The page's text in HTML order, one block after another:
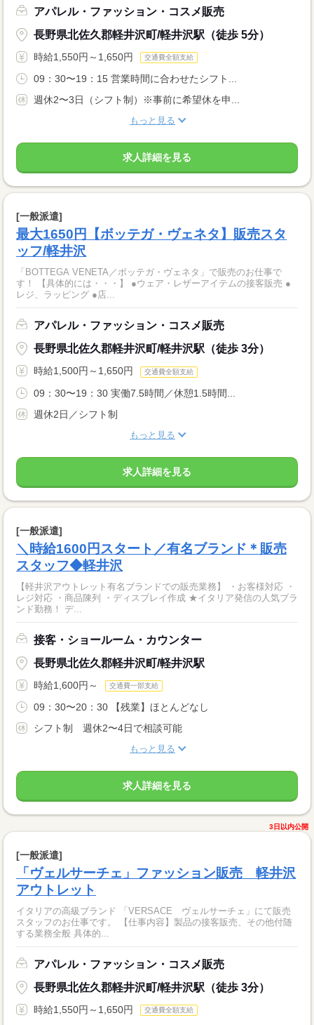
アパレル・ファッション・コスメ販売
長野県北佐久郡軽井沢町/軽井沢駅（徒歩 5分）
時給1,550円～1,650円 交通費全額支給
09：30〜19：15 営業時間に合わせたシフト...
週休2〜3日（シフト制）※事前に希望休を申...
もっと見る
求人詳細を見る
[一般派遣]
最大1650円【ボッテガ・ヴェネタ】販売スタ
ッフ/軽井沢
「BOTTEGA VENETA／ボッテガ・ヴェネタ」で販売のお仕事で
す！ 【具体的には・・・】 ●ウェア・レザーアイテムの接客販売 ●
レジ、ラッピング ●店...
アパレル・ファッション・コスメ販売
長野県北佐久郡軽井沢町/軽井沢駅（徒歩 3分）
時給1,500円～1,650円 交通費全額支給
09：30〜19：30 実働7.5時間／休憩1.5時間...
週休2日／シフト制
もっと見る
求人詳細を見る
[一般派遣]
＼時給1600円スタート／有名ブランド＊販売
スタッフ◆軽井沢
【軽井沢アウトレット有名ブランドでの販売業務】 ・お客様対応 ・
レジ対応 ・商品陳列 ・ディスプレイ作成 ★イタリア発信の人気ブラ
ンド勤務！ デ...
接客・ショールーム・カウンター
長野県北佐久郡軽井沢町/軽井沢駅
時給1,600円～ 交通費一部支給
09：30〜20：30 【残業】ほとんどなし
シフト制 週休2〜4日で相談可能
もっと見る
求人詳細を見る
3日以内公開
[一般派遣]
「ヴェルサーチェ」ファッション販売 軽井沢
アウトレット
イタリアの高級ブランド 「VERSACE ヴェルサーチェ」にて販売
スタッフのお仕事です。 【仕事内容】製品の接客販売、その他付随
する業務全般 具体的...
アパレル・ファッション・コスメ販売
長野県北佐久郡軽井沢町/軽井沢駅（徒歩 3分）
時給1,550円～1,650円 交通費全額支給